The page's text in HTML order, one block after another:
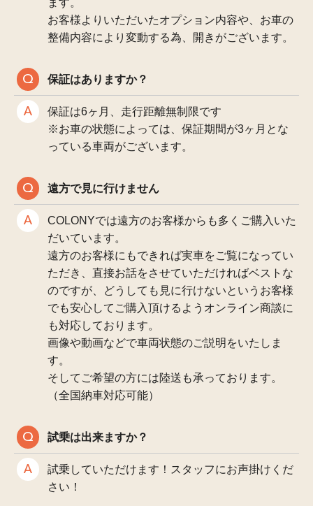
ます。
お客様よりいただいたオプション内容や、お車の
整備内容により変動する為、開きがございます。
保証はありますか？
保証は6ヶ月、走行距離無制限です
※お車の状態によっては、保証期間が3ヶ月とな
っている車両がございます。
遠方で見に行けません
COLONYでは遠方のお客様からも多くご購入いた
だいています。
遠方のお客様にもできれば実車をご覧になってい
ただき、直接お話をさせていただければベストな
のですが、どうしても見に行けないというお客様
でも安心してご購入頂けるようオンライン商談に
も対応しております。
画像や動画などで車両状態のご説明をいたしま
す。
そしてご希望の方には陸送も承っております。
（全国納車対応可能）
試乗は出来ますか？
試乗していただけます！スタッフにお声掛けくだ
さい！